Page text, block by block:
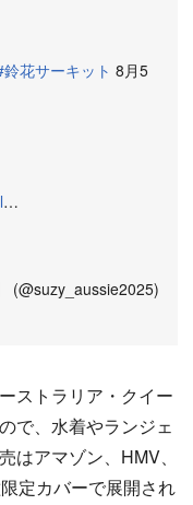
鈴花サーキット 8月5
…
(@suzy_aussie2025)
ストラリア・クイー
で、水着やランジェ
はアマゾン、HMV、
定カバーで展開され